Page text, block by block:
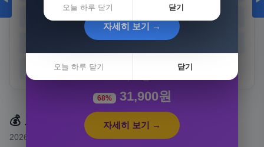
경기 충남
전남 경북
💰 요금 안내
2026년 기준 예상 요금 (실제 요금은 상담 시 확정)
오늘 하루 닫기 닫기
68% 31,900원
자세히 보기 →
자세히 보기 →
오늘 하루 닫기 닫기